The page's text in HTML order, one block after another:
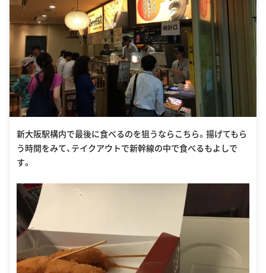
新大阪駅構内で最後に食べるのを狙うならこちら。揚げてもら
う時間をみて、テイクアウトで新幹線の中で食べるもよしで
す。